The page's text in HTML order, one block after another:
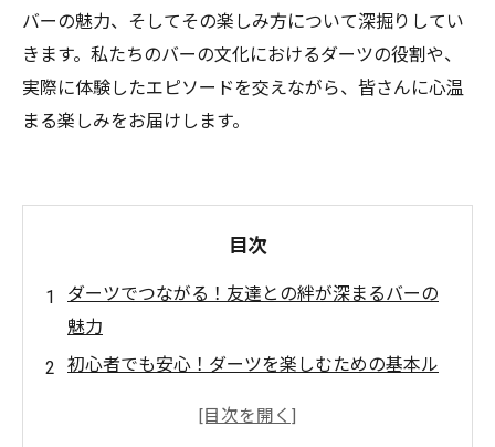
バーの魅力、そしてその楽しみ方について深掘りしてい
きます。私たちのバーの文化におけるダーツの役割や、
実際に体験したエピソードを交えながら、皆さんに心温
まる楽しみをお届けします。
目次
ダーツでつながる！友達との絆が深まるバーの
魅力
初心者でも安心！ダーツを楽しむための基本ル